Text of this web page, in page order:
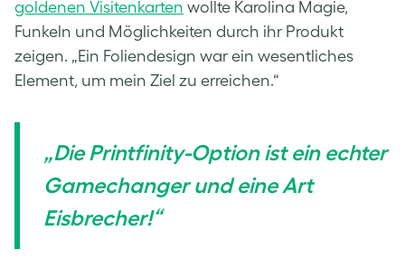
goldenen Visitenkarten wollte Karolina Magie,
Funkeln und Möglichkeiten durch ihr Produkt
zeigen. „Ein Foliendesign war ein wesentliches
Element, um mein Ziel zu erreichen.“
„Die Printfinity-Option ist ein echter
Gamechanger und eine Art
Eisbrecher!“